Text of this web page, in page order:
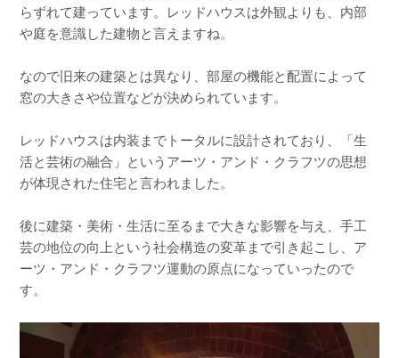
らずれて建っています。レッドハウスは外観よりも、内部
や庭を意識した建物と言えますね。
なので旧来の建築とは異なり、部屋の機能と配置によって
窓の大きさや位置などが決められています。
レッドハウスは内装までトータルに設計されており、「生
活と芸術の融合」というアーツ・アンド・クラフツの思想
が体現された住宅と言われました。
後に建築・美術・生活に至るまで大きな影響を与え、手工
芸の地位の向上という社会構造の変革まで引き起こし、ア
ーツ・アンド・クラフツ運動の原点になっていったので
す。